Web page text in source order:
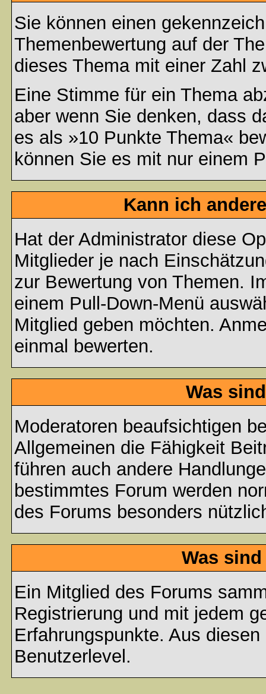
Sie können einen
Themenbewertung auf der
dieses Thema mit einer Zahl
Eine Stimme für ein Thema
aber wenn Sie denken, dass
es als »10 Punkte Thema«
können Sie es mit nur einem
Kann ich
Hat der Administrator diese
Mitglieder je nach
zur Bewertung von Themen.
einem Pull-Down-Menü
Mitglied geben möchten.
einmal bewerten.
Was
Moderatoren beaufsichtigen
Allgemeinen die Fähigkeit
führen auch andere
bestimmtes Forum werden
des Forums besonders
Was
Ein Mitglied des Forums
Registrierung und mit jedem
Erfahrungspunkte. Aus
Benutzerlevel.